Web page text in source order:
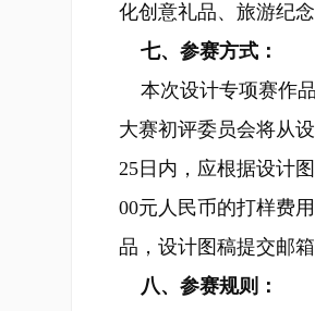
化创意礼品、旅游纪念
七、参赛方式：
本次设计专项赛作
大赛初评委员会将从
25日内，应根据设计
00元人民币的打样费
品，设计图稿提交邮箱
八、参赛规则：